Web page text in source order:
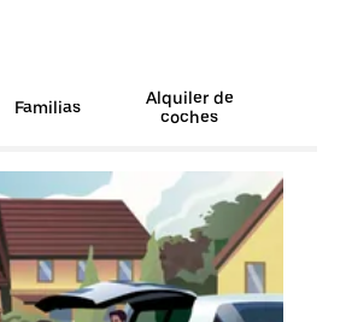
Familias
Alquiler de
coches